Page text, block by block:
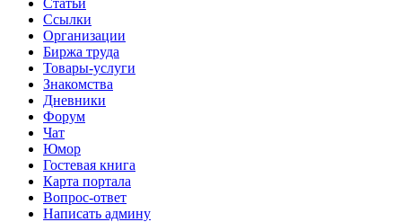
Ссылки
Организации
Биржа труда
Товары-услуги
Знакомства
Дневники
Форум
Чат
Юмор
Гостевая книга
Карта портала
Вопрос-ответ
Написать админу